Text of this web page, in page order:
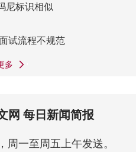
尼标识相似
试流程不规范
多
网 每日新闻简报
一至周五上午发送。